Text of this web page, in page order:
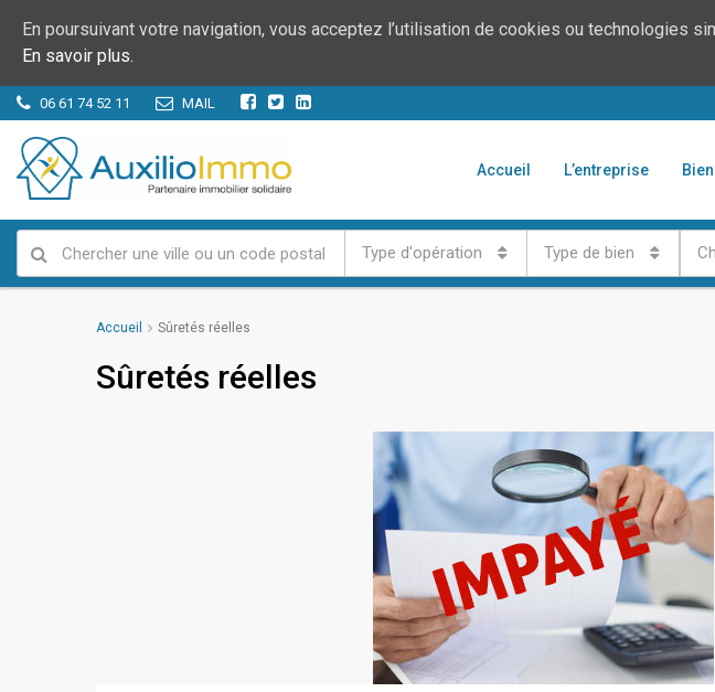
06 61 74 52 11 MAIL
Accueil L’entreprise
Type d'opération Type de bien
Accueil Sûretés réelles
Sûretés réelles
En poursuivant votre navigation, vous acceptez l’utilisation de cookies ou technologies
En savoir plus.